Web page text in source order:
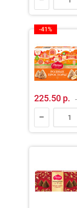
-41%
225.50 р.